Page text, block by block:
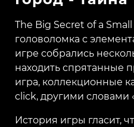
The Big Secret of a
головоломка с
игре собрались
находить спрятанные
игра, коллекционные
click, другими словами
История игры гласит,